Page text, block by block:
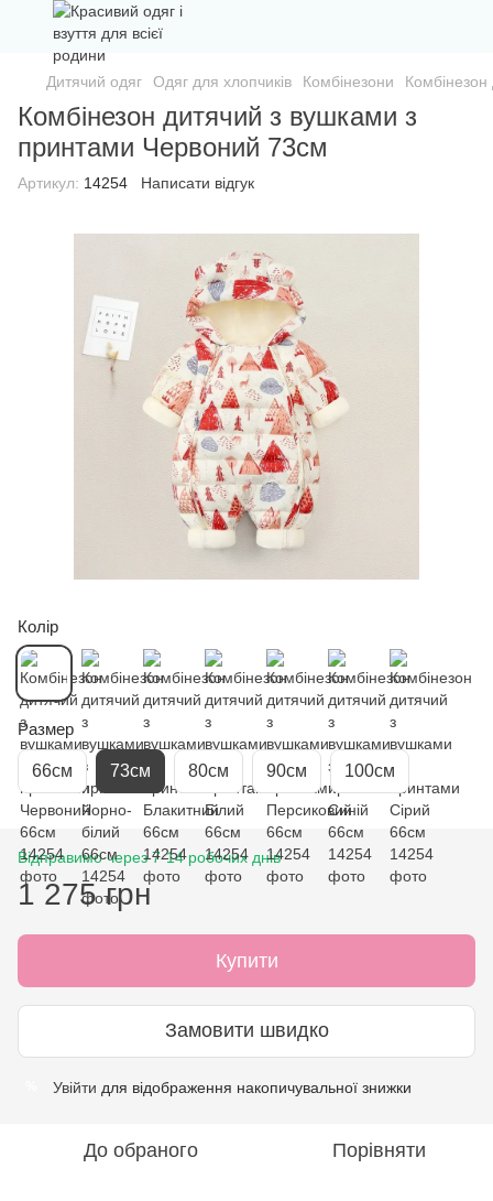
Дитячий одяг Одяг для хлопчиків Комбінезони
Комбінезон дитячий з вушками з
принтами Червоний 73см
Артикул: 14254 Написати відгук
Колір
Размер
66см 73см 80см 90см 100см
Відправимо через 7-14 робочих днів
1 275 грн
Купити
Замовити швидко
Увійти для відображення накопичувальної знижки
До обраного Порівняти